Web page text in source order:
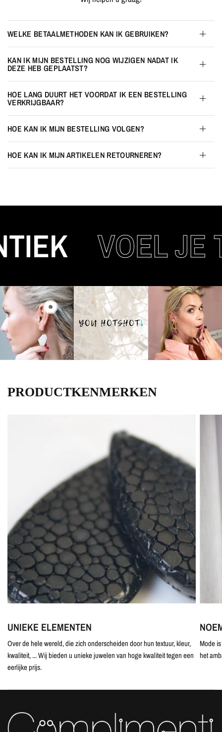
WELKE BETAALMETHODEN KAN IK GEBRUIKEN?
KAN IK MIJN BESTELLING NOG WIJZIGEN NADAT IK
DEZE HEB GEPLAATST?
HOE LANG DUURT HET VOORDAT IK EEN BESTELLING
VERKRIJGBAAR?
HOE KAN IK MIJN BESTELLING VOLGEN?
HOE KAN IK MIJN ARTIKELEN RETOURNEREN?
VOEL JE
PRODUCTKENMERKEN
UNIEKE ELEMENTEN
Over de hele wereld, die zich onderscheiden door hun textuur, kleur,
kwaliteit, ... Wij bieden u unieke juwelen van hoge kwaliteit tegen een
eerlijke prijs.
Mode
het